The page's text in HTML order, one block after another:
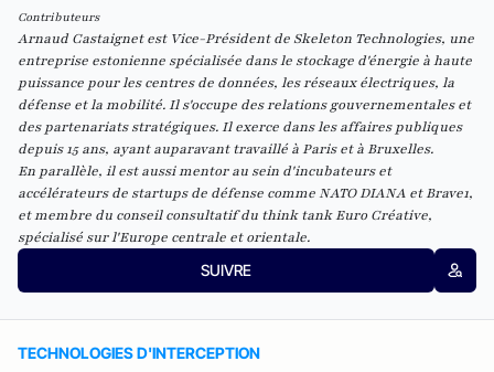
Contributeurs
Arnaud Castaignet est Vice-Président de Skeleton Technologies, une
entreprise estonienne spécialisée dans le stockage d'énergie à haute
puissance pour les centres de données, les réseaux électriques, la
défense et la mobilité. Il s'occupe des relations gouvernementales et
des partenariats stratégiques. Il exerce dans les affaires publiques
depuis 15 ans, ayant auparavant travaillé à Paris et à Bruxelles.
En parallèle, il est aussi mentor au sein d'incubateurs et
accélérateurs de startups de défense comme NATO DIANA et Brave1,
et membre du conseil consultatif du think tank Euro Créative,
spécialisé sur l'Europe centrale et orientale.
SUIVRE
TECHNOLOGIES D'INTERCEPTION